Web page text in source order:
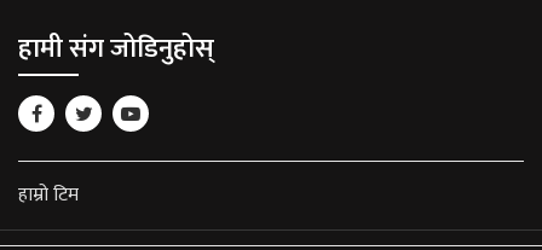
हामी संग जोडिनुहोस्
हाम्रो टिम